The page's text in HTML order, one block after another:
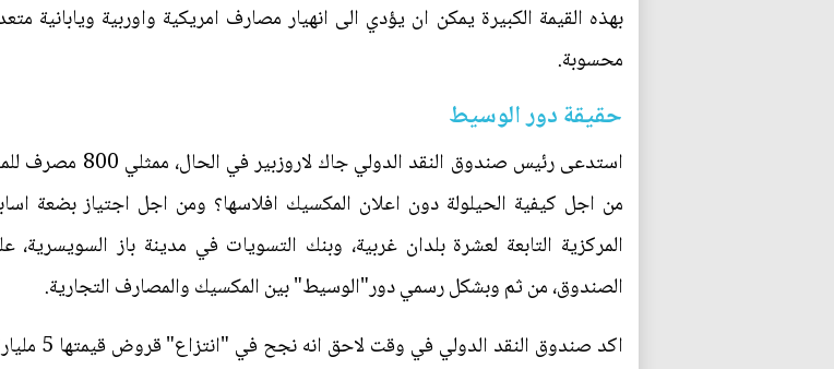
بهذه القيمة الكبيرة يمكن ان يؤدي الى انهيار مصارف امريكية واوربية ويابانية
محسوبة.
حقيقة دور الوسيط
استدعى رئيس
من اجل كيفية الحيلولة دون اعلان المكسيك افلاسها؟ ومن اجل اجتياز بضعة
المركزية التابعة لعشرة بلدان غربية، وبنك التسويات في مدينة باز
الصندوق، من ثم وبشكل رسمي دور"الوسيط" بين المكسيك والمصارف التجارية.
اكد